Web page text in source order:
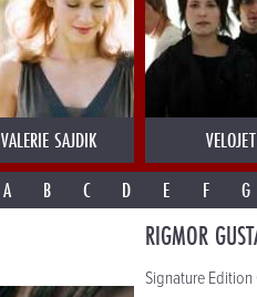
VALERIE SAJDIK
VELOJET
A
B C D E F G
RIGMOR
Signature